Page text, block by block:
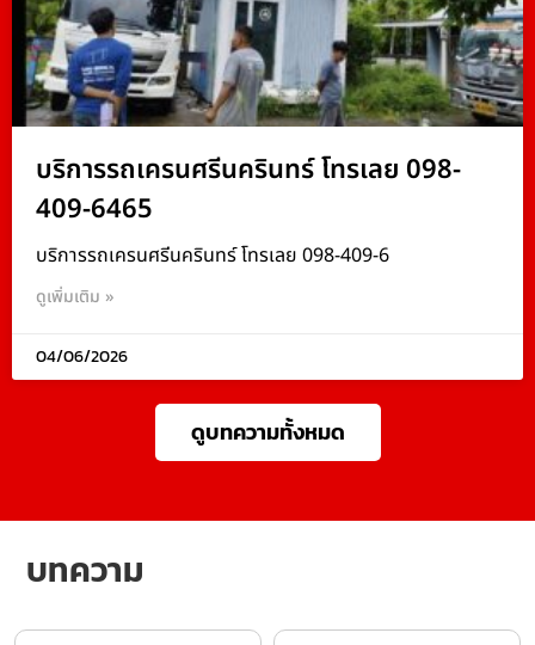
บริการรถเครนศรีนครินทร์ โทรเลย 098-
409-6465
บริการรถเครนศรีนครินทร์ โทรเลย 098-409-6
ดูเพิ่มเติม »
04/06/2026
ดูบทความทั้งหมด
บทความ